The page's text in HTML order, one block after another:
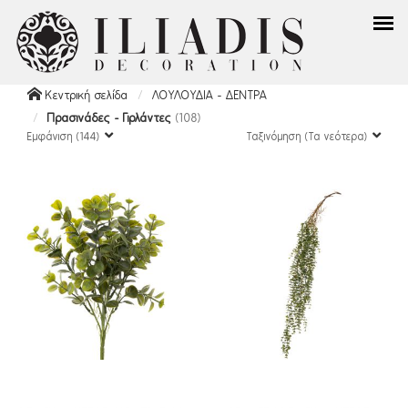
Κεντρική σελίδα
ΛΟΥΛΟΥΔΙΑ - ΔΕΝΤΡΑ
Πρασινάδες - Γιρλάντες (108)
Εμφάνιση (144) Ταξινόμηση (Τα νεότερα)